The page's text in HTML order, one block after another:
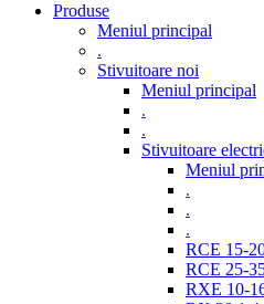
Produse
Meniul principal
.
Stivuitoare noi
Meniul principal
.
.
Stivuitoare
Meniul
.
.
.
RCE 15-
RCE 25-
RXE 10-